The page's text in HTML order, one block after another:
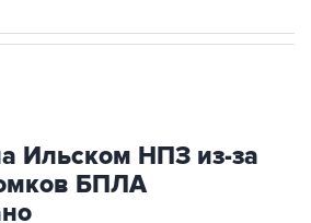
Ильском НПЗ из-за
БПЛА